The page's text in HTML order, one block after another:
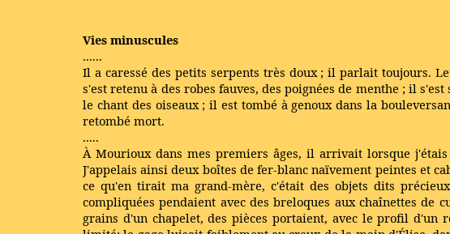
Vies minuscules
......
Il a caressé des petits serpents très doux ; il parlait toujours.
s'est retenu à des robes fauves, des poignées de menthe ; il
le chant des oiseaux ; il est tombé à genoux dans la
retombé mort.
.....
À Mourioux dans mes premiers âges, il arrivait lorsque
J'appelais ainsi deux boîtes de fer-blanc naïvement peintes et
ce qu'en tirait ma grand-mère, c'était des objets dits
compliquées pendaient avec des breloques aux chaînettes
grains d'un chapelet, des pièces portaient, avec le profil